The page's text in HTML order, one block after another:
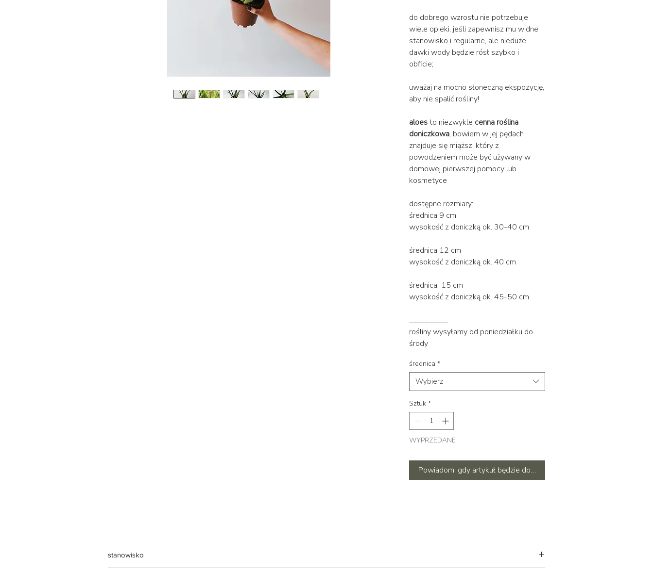
do dobrego wzrostu nie potrzebuje
wiele opieki, jeśli zapewnisz mu widne
stanowisko i regularne, ale nieduże
dawki wody będzie rósł szybko i
obficie;
uważaj na mocno słoneczną ekspozycję,
aby nie spalić rośliny!
aloesto niezwykle cenna roślina
doniczkowa, bowiem w jej pędach
znajduje się miąższ, który z
powodzeniem może być używany w
domowej pierwszej pomocy lub
kosmetyce
dostępne rozmiary:
średnica 9 cm
wysokość z doniczką ok. 30-40 cm
średnica 12 cm
wysokość z doniczką ok. 40 cm
średnica 15 cm
wysokość z doniczką ok. 45-50 cm
__________
rośliny wysyłamy od poniedziałku do
środy
średnica *
Wybierz
Sztuk *
WYPRZEDANE
Powiadom, gdy artykuł będzie dostępny
stanowisko